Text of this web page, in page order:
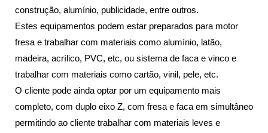
construção, alumínio, publicidade, entre outros.
Estes equipamentos podem estar preparados para motor
fresa e trabalhar com materiais como alumínio, latão,
madeira, acrílico, PVC, etc, ou sistema de faca e vinco e
trabalhar com materiais como cartão, vinil, pele, etc.
O cliente pode ainda optar por um equipamento mais
completo, com duplo eixo Z, com fresa e faca em simultâneo
permitindo ao cliente trabalhar com materiais leves e